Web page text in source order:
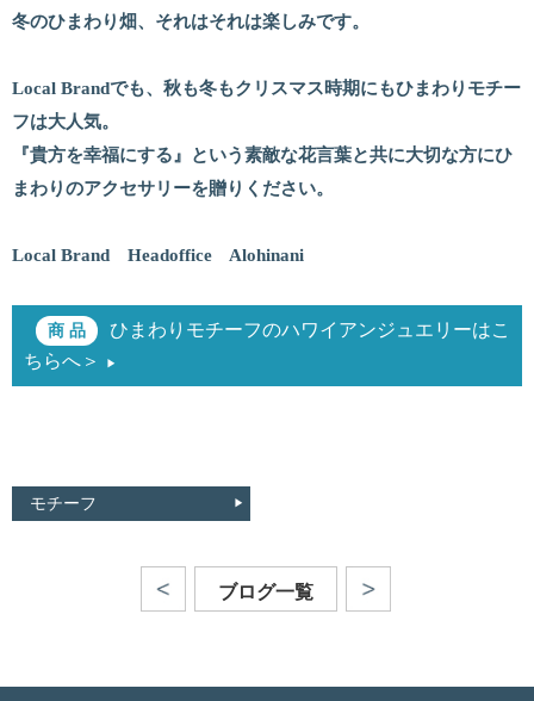
冬のひまわり畑、それはそれは楽しみです。
Local Brandでも、秋も冬もクリスマス時期にもひまわりモチー
フは大人気。
『貴方を幸福にする』という素敵な花言葉と共に大切な方にひ
まわりのアクセサリーを贈りください。
Local Brand Headoffice Alohinani
ひまわりモチーフのハワイアンジュエリーはこ
ちらへ＞
モチーフ
ブログ一覧